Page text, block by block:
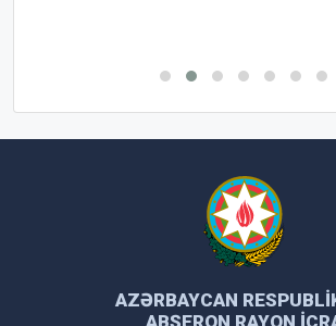
AZƏRBAYCAN
ABŞERON RAYON